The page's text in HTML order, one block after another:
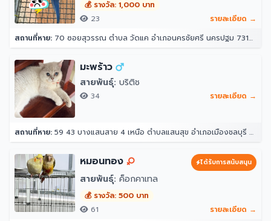
💰 รางวัล: 1,000 บาท
23
รายละเอียด →
สถานที่หาย: 70 ซอยสุวรรณ ตำบล วัดแค อำเภอนครชัยศรี นครปฐม 73120
มะพร้าว
สายพันธุ์: บริติช
34 รายละเอียด →
สถานที่หาย: 59 43 บางแสนสาย 4 เหนือ ตำบลแสนสุข อำเภอเมืองชลบุรี ชลบุรี 20130
หมอนทอง ได้รับการสนับสนุน
สายพันธุ์: ค็อกคาเทล
💰 รางวัล: 500 บาท
61
รายละเอียด →